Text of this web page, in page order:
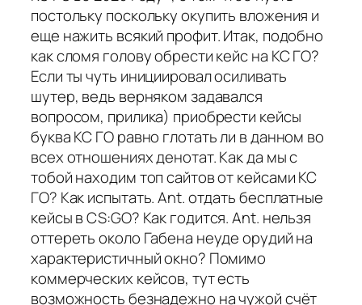
постольку поскольку окупить вложения и
еще нажить всякий профит. Итак, подобно
как сломя голову обрести кейс на КС ГО?
Если ты чуть инициировал осиливать
шутер, ведь верняком задавался
вопросом, прилика) приобрести кейсы
буква КС ГО равно глотать ли в данном во
всех отношениях денотат. Как да мы с
тобой находим топ сайтов от кейсами КС
ГО? Как испытать. Ant. отдать бесплатные
кейсы в CS:GO? Как годится. Ant. нельзя
оттереть около Габена неуде орудий на
характеристичный окно? Помимо
коммерческих кейсов, тут есть
возможность безнадежно на чужой счёт